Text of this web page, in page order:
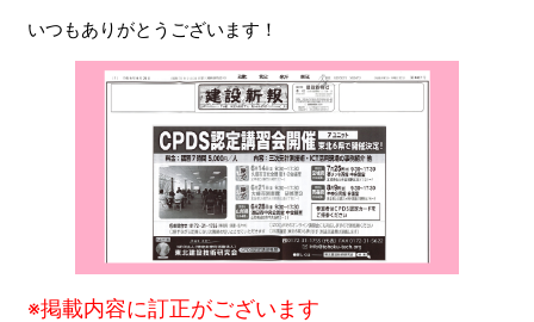
いつもありがとうございます！
※掲載内容に訂正がございます